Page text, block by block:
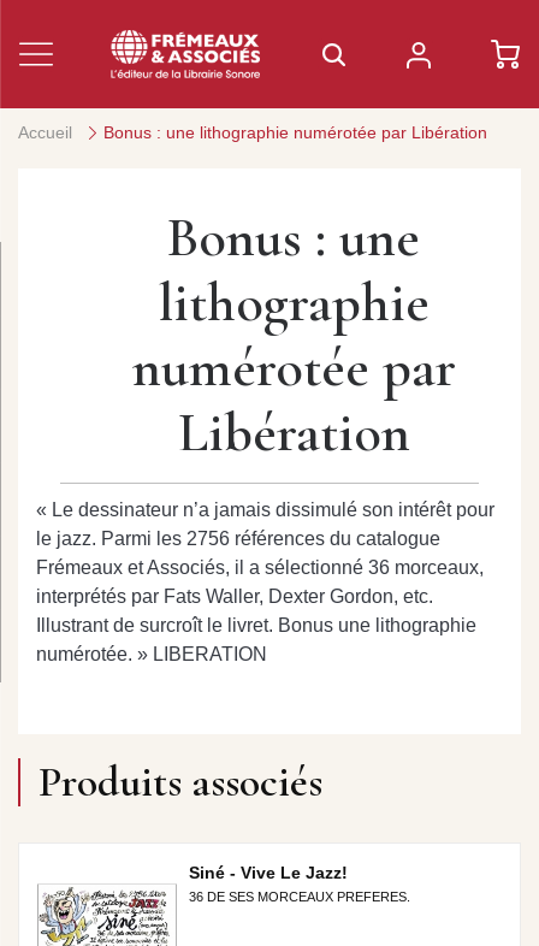
Accueil Bonus : une lithographie numérotée par Libération
Bonus : une
lithographie
numérotée par
Libération
« Le dessinateur n’a jamais dissimulé son intérêt pour
le jazz. Parmi les 2756 références du catalogue
Frémeaux et Associés, il a sélectionné 36 morceaux,
interprétés par Fats Waller, Dexter Gordon, etc.
Illustrant de surcroît le livret. Bonus une lithographie
numérotée. » LIBERATION
Produits associés
Siné - Vive Le Jazz!
36 DE SES MORCEAUX PREFERES.